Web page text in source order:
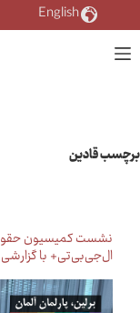
به
محتوا
English
برچسبقادین
نشست کمیسیون حقوق
ال‌جی‌بی‌تی+ با